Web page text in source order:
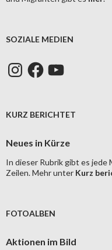
SOZIALE MEDIEN
InstagramFacebookYouTube
KURZ BERICHTET
Neues in Kürze
In dieser Rubrik gibt es
Zeilen. Mehr unter Kurz
FOTOALBEN
Aktionen im Bild